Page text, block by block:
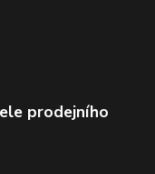
prodejního